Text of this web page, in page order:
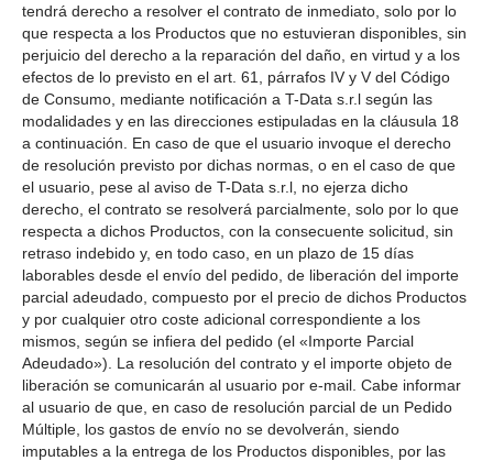
tendrá derecho a resolver el contrato de inmediato, solo por lo
que respecta a los Productos que no estuvieran disponibles, sin
perjuicio del derecho a la reparación del daño, en virtud y a los
efectos de lo previsto en el art. 61, párrafos IV y V del Código
de Consumo, mediante notificación a T-Data s.r.l según las
modalidades y en las direcciones estipuladas en la cláusula 18
a continuación. En caso de que el usuario invoque el derecho
de resolución previsto por dichas normas, o en el caso de que
el usuario, pese al aviso de T-Data s.r.l, no ejerza dicho
derecho, el contrato se resolverá parcialmente, solo por lo que
respecta a dichos Productos, con la consecuente solicitud, sin
retraso indebido y, en todo caso, en un plazo de 15 días
laborables desde el envío del pedido, de liberación del importe
parcial adeudado, compuesto por el precio de dichos Productos
y por cualquier otro coste adicional correspondiente a los
mismos, según se infiera del pedido (el «Importe Parcial
Adeudado»). La resolución del contrato y el importe objeto de
liberación se comunicarán al usuario por e-mail. Cabe informar
al usuario de que, en caso de resolución parcial de un Pedido
Múltiple, los gastos de envío no se devolverán, siendo
imputables a la entrega de los Productos disponibles, por las